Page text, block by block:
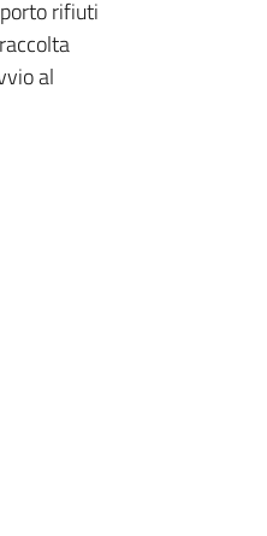
rifiuti
al